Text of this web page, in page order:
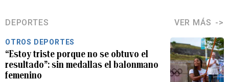
DEPORTES VER MÁS
OTROS DEPORTES
“Estoy triste porque no se obtuvo el
resultado”: sin medallas el balonmano
femenino